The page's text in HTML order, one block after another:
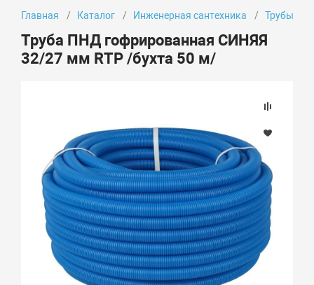
Главная Каталог Инженерная сантехника Трубы
Труба ПНД гофрированная СИНЯЯ
32/27 мм RTP /бухта 50 м/